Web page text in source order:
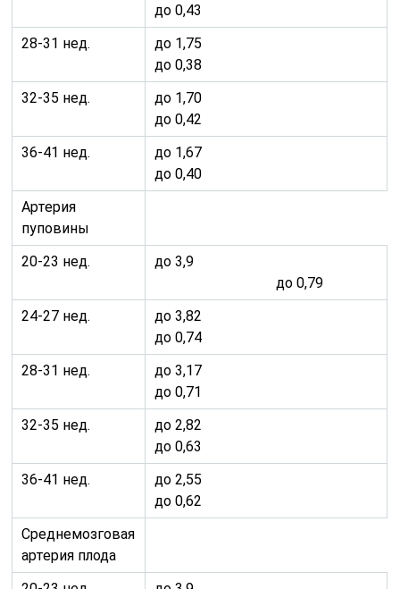
до 0,43
28-31 нед.
до 1,75
до 0,38
32-35 нед.
до 1,70
до 0,42
36-41 нед.
до 1,67
до 0,40
Артерия
пуповины
20-23 нед.
до 3,9
до 0,79
24-27 нед.
до 3,82
до 0,74
28-31 нед.
до 3,17
до 0,71
32-35 нед.
до 2,82
до 0,63
36-41 нед.
до 2,55
до 0,62
Среднемозговая
артерия плода